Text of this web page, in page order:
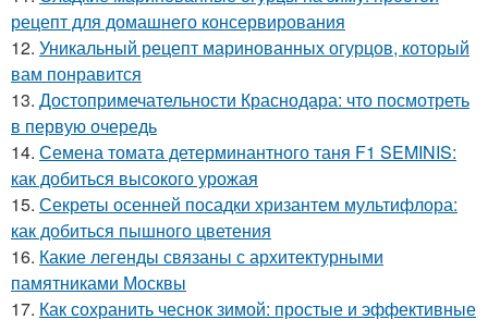
рецепт для домашнего консервирования
12. Уникальный рецепт маринованных огурцов, который
вам понравится
13. Достопримечательности Краснодара: что посмотреть
в первую очередь
14. Семена томата детерминантного таня F1 SEMINIS:
как добиться высокого урожая
15. Секреты осенней посадки хризантем мультифлора:
как добиться пышного цветения
16. Какие легенды связаны с архитектурными
памятниками Москвы
17. Как сохранить чеснок зимой: простые и эффективные